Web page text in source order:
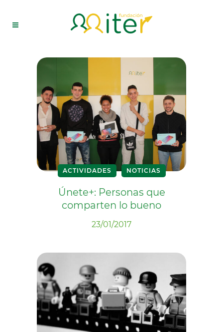
ACTIVIDADES NOTICIAS
Únete+: Personas que
comparten lo bueno
23/01/2017